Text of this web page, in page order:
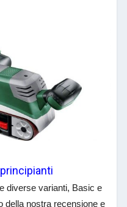
diverse varianti, Basic e
della nostra recensione e